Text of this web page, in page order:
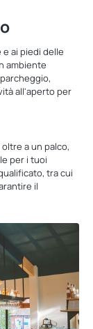
ai piedi delle
ambiente
all'aperto per
a un palco,
per i tuoi
tra cui
il